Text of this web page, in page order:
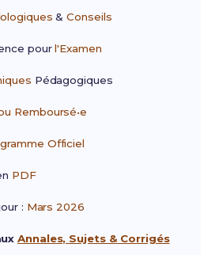
&Conseils
pourl'Examen
Pédagogiques
Remboursé•e
Officiel
PDF
: Mars 2026
Annales, Sujets & Corrigés